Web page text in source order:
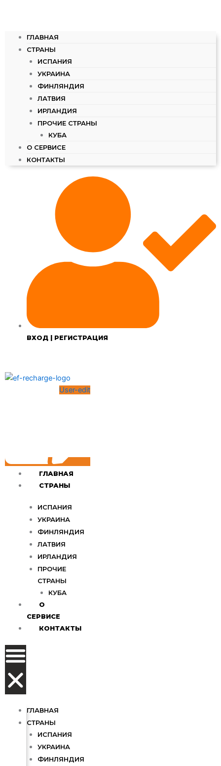
ГЛАВНАЯ
СТРАНЫ
ИСПАНИЯ
УКРАИНА
ФИНЛЯНДИЯ
ЛАТВИЯ
ИРЛАНДИЯ
ПРОЧИЕ СТРАНЫ
КУБА
О СЕРВИСЕ
КОНТАКТЫ
ВХОД | РЕГИСТРАЦИЯ
User-edit
ГЛАВНАЯ
СТРАНЫ
ИСПАНИЯ
УКРАИНА
ФИНЛЯНДИЯ
ЛАТВИЯ
ИРЛАНДИЯ
ПРОЧИЕ
СТРАНЫ
КУБА
О
СЕРВИСЕ
КОНТАКТЫ
ГЛАВНАЯ
СТРАНЫ
ИСПАНИЯ
УКРАИНА
ФИНЛЯНДИЯ